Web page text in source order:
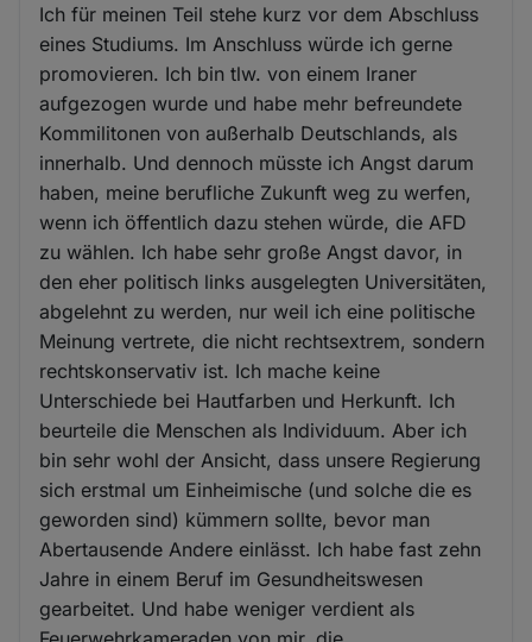
Ich für meinen Teil stehe kurz vor dem Abschluss
eines Studiums. Im Anschluss würde ich gerne
promovieren. Ich bin tlw. von einem Iraner
aufgezogen wurde und habe mehr befreundete
Kommilitonen von außerhalb Deutschlands, als
innerhalb. Und dennoch müsste ich Angst darum
haben, meine berufliche Zukunft weg zu werfen,
wenn ich öffentlich dazu stehen würde, die AFD
zu wählen. Ich habe sehr große Angst davor, in
den eher politisch links ausgelegten Universitäten,
abgelehnt zu werden, nur weil ich eine politische
Meinung vertrete, die nicht rechtsextrem, sondern
rechtskonservativ ist. Ich mache keine
Unterschiede bei Hautfarben und Herkunft. Ich
beurteile die Menschen als Individuum. Aber ich
bin sehr wohl der Ansicht, dass unsere Regierung
sich erstmal um Einheimische (und solche die es
geworden sind) kümmern sollte, bevor man
Abertausende Andere einlässt. Ich habe fast zehn
Jahre in einem Beruf im Gesundheitswesen
gearbeitet. Und habe weniger verdient als